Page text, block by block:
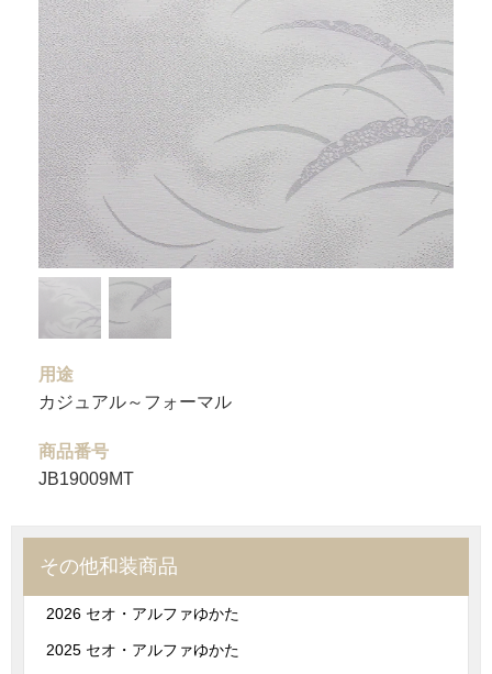
用途
カジュアル～フォーマル
商品番号
JB19009MT
その他和装商品
2026 セオ・アルファゆかた
2025 セオ・アルファゆかた